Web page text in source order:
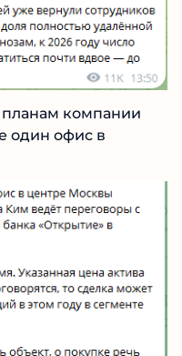
компании
один офис в